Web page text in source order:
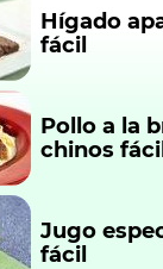
Hígado
fácil
Pollo a la
chinos
Jugo
fácil